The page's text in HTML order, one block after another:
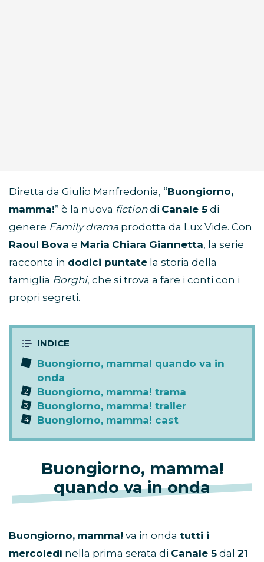
Diretta da Giulio Manfredonia, “Buongiorno,
mamma!” è la nuova fictiondi Canale 5 di
genere Family drama prodotta da Lux Vide. Con
Raoul Bova e Maria Chiara Giannetta, la serie
racconta in dodici puntate la storia della
famiglia Borghi, che si trova a fare i conti con i
propri segreti.
Buongiorno, mamma! quando va in
onda
Buongiorno, mamma! trama
Buongiorno, mamma! trailer
Buongiorno, mamma! cast
Buongiorno, mamma!
quando va in onda
Buongiorno, mamma! va in onda tutti i
mercoledì nella prima serata di Canale 5 dal 21